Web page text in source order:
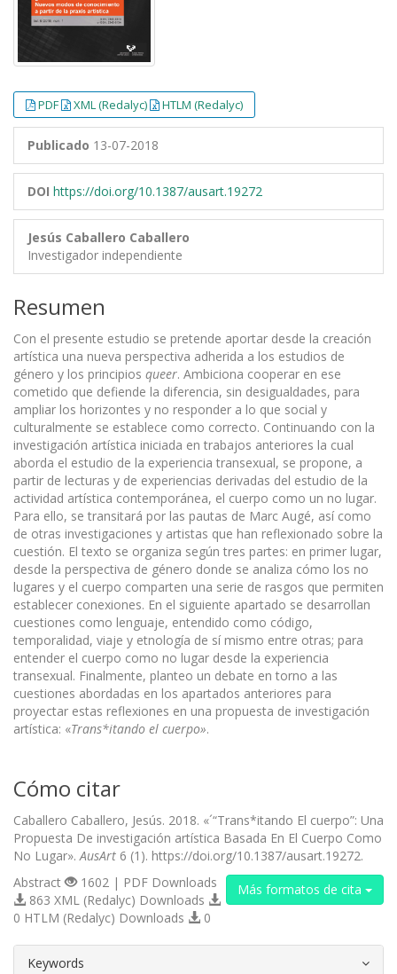
PDF XML (Redalyc) HTLM (Redalyc)
Publicado 13-07-2018
DOI https://doi.org/10.1387/ausart.19272
Jesús Caballero Caballero
Investigador independiente
Resumen
Con el presente estudio se pretende aportar desde la creación
artística una nueva perspectiva adherida a los estudios de
género y los principios queer. Ambiciona cooperar en ese
cometido que defiende la diferencia, sin desigualdades, para
ampliar los horizontes y no responder a lo que social y
culturalmente se establece como correcto. Continuando con la
investigación artística iniciada en trabajos anteriores la cual
aborda el estudio de la experiencia transexual, se propone, a
partir de lecturas y de experiencias derivadas del estudio de la
actividad artística contemporánea, el cuerpo como un no lugar.
Para ello, se transitará por las pautas de Marc Augé, así como
de otras investigaciones y artistas que han reflexionado sobre la
cuestión. El texto se organiza según tres partes: en primer lugar,
desde la perspectiva de género donde se analiza cómo los no
lugares y el cuerpo comparten una serie de rasgos que permiten
establecer conexiones. En el siguiente apartado se desarrollan
cuestiones como lenguaje, entendido como código,
temporalidad, viaje y etnología de sí mismo entre otras; para
entender el cuerpo como no lugar desde la experiencia
transexual. Finalmente, planteo un debate en torno a las
cuestiones abordadas en los apartados anteriores para
proyectar estas reflexiones en una propuesta de investigación
artística: «Trans*itando el cuerpo».
Cómo citar
Caballero Caballero, Jesús. 2018. «´“Trans*itando El cuerpo”: Una
Propuesta De investigación artística Basada En El Cuerpo Como
No Lugar». AusArt 6 (1). https://doi.org/10.1387/ausart.19272.
Más formatos de cita
Abstract
1602 | PDF Downloads
863 XML (Redalyc) Downloads
0 HTLM (Redalyc) Downloads
0
Keywords